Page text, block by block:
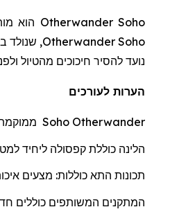
Otherwander Soho הוא
Otherwander Soho, שנולד
נועד להסיר חיכוכים מהטיול
הערות לעורכים
Otherwander
Soho
הלינה כוללת קפסולה ליחיד
תכונות התא כוללות: מצעים
המתקנים המשותפים כוללים